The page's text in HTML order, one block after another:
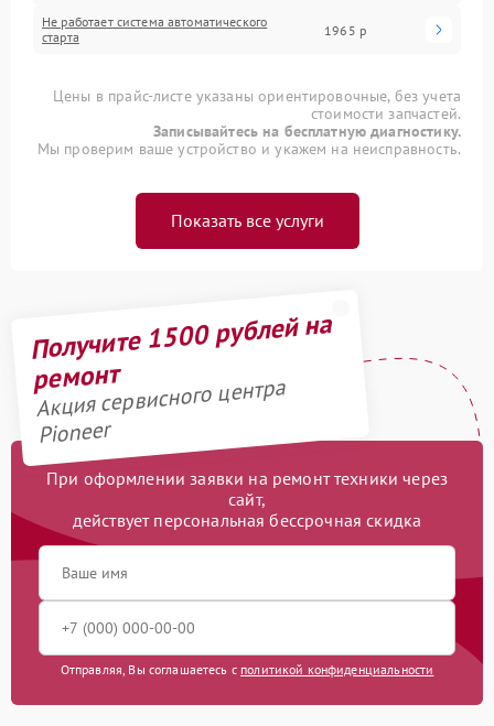
Не работает система автоматического
старта
1965 р
Цены в прайс-листе указаны ориентировочные, без учета
стоимости запчастей.
Записывайтесь на бесплатную диагностику.
Мы проверим ваше устройство и укажем на неисправность.
Показать все услуги
Получите 1500 рублей на
ремонт
Акция сервисного центра
Pioneer
При оформлении заявки на ремонт техники через
сайт,
действует персональная бессрочная скидка
Отправляя, Вы соглашаетесь с политикой конфиденциальности